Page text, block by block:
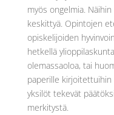
myös ongelmia.
keskittyä. Opintojen
opiskelijoiden
hetkellä
olemassaoloa, tai
paperille
yksilöt tekevät
merkitystä.